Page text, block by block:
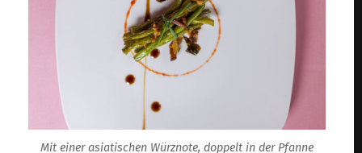
Mit einer asiatischen Würznote, doppelt in der Pfanne